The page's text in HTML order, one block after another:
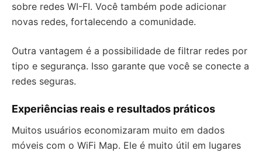
sobre redes WI-FI. Você também pode adicionar
novas redes, fortalecendo a comunidade.
Outra vantagem é a possibilidade de filtrar redes por
tipo e segurança. Isso garante que você se conecte a
redes seguras.
Experiências reais e resultados práticos
Muitos usuários economizaram muito em dados
móveis com o WiFi Map. Ele é muito útil em lugares